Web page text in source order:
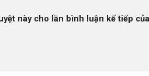
này cho lần bình luận kế tiếp